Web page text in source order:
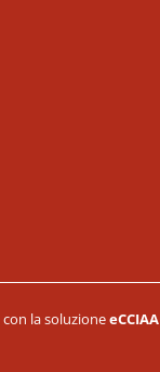
con la soluzioneeCCIAA